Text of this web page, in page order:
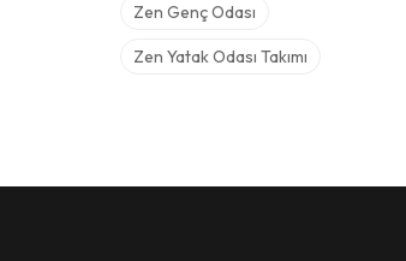
Zen Genç Odası
Zen Yatak Odası Takımı